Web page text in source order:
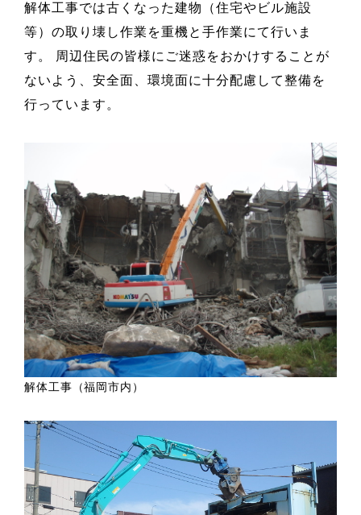
解体工事では古くなった建物（住宅やビル施設
等）の取り壊し作業を重機と手作業にて行いま
す。 周辺住民の皆様にご迷惑をおかけすることが
ないよう、安全面、環境面に十分配慮して整備を
行っています。
解体工事（福岡市内）